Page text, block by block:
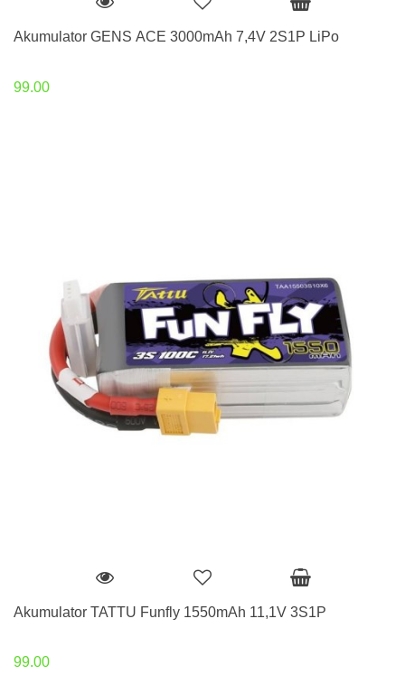
Akumulator GENS ACE 3000mAh 7,4V 2S1P LiPo
99.00
Akumulator TATTU Funfly 1550mAh 11,1V 3S1P
99.00